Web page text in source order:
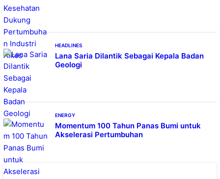
HEADLINES
Lana Saria Dilantik Sebagai Kepala Badan
Geologi
ENERGY
Momentum 100 Tahun Panas Bumi untuk
Akselerasi Pertumbuhan